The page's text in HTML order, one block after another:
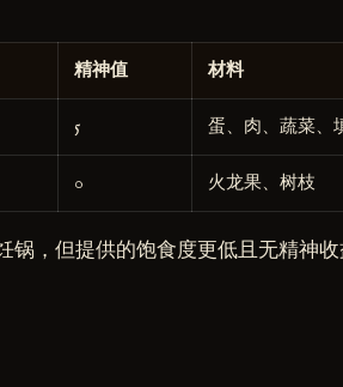
精神值 材料
5 蛋、肉、蔬菜、
0 火龙果、树枝
锅，但提供的饱食度更低且无精神